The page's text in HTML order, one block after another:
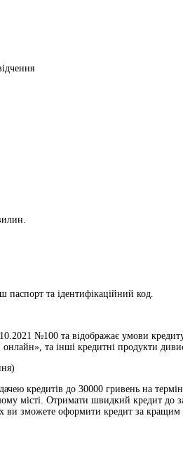
та ідентифікаційний код.
№100 та відображає умови
та інші кредитні продукти
кредитів до 30000 гривень на
місті. Отримати швидкий кредит
зможете оформити кредит за кращим